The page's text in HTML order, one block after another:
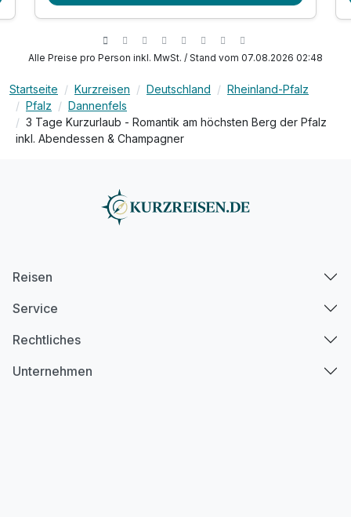
inkl. Nutzung der Wellness-Oase
inkl. PFALZ-CARD - die Gästekarte der Pfalz
Alle Preise pro Person inkl. MwSt. / Stand vom 07.08.2026 02:48
Startseite Kurzreisen Deutschland
Rheinland-Pfalz
Pfalz
Dannenfels
3 Tage Kurzurlaub - Romantik am höchsten Berg der Pfalz
inkl. Abendessen & Champagner
Reisen
Service
Rechtliches
Unternehmen